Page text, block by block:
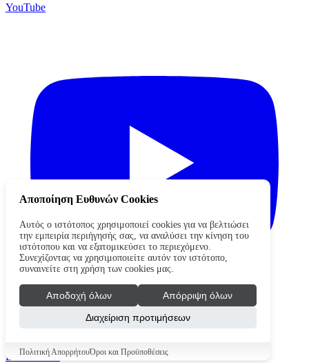
YouTube
Επικοινωνία
Αποποίηση Ευθυνών Cookies
Αυτός ο ιστότοπος χρησιμοποιεί cookies για να βελτιώσει
την εμπειρία περιήγησής σας, να αναλύσει την κίνηση του
ιστότοπου και να εξατομικεύσει το περιεχόμενο.
Συνεχίζοντας να χρησιμοποιείτε αυτόν τον ιστότοπο,
συναινείτε στη χρήση των cookies μας.
Αποδοχή όλων
Απόρριψη όλων
Διαχείριση προτιμήσεων
Πολιτική ΑπορρήτουΌροι και Προϋποθέσεις